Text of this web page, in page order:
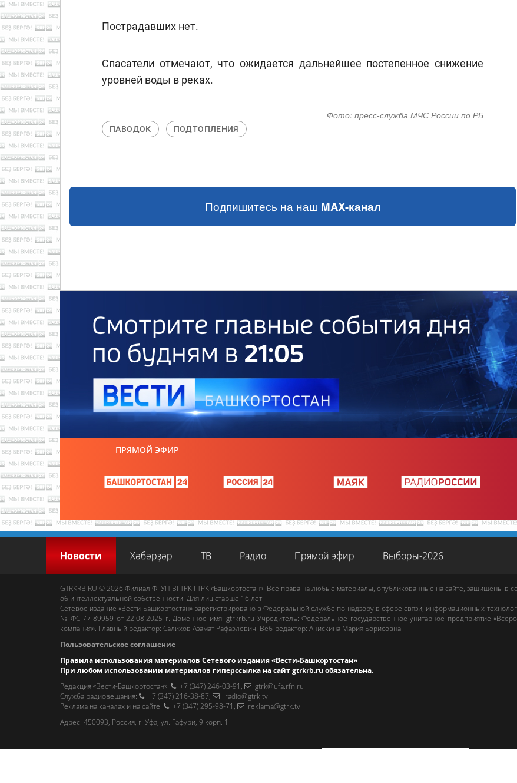
Пострадавших нет.
Спасатели отмечают, что ожидается дальнейшее постепенное снижение
уровней воды в реках.
Фото: пресс-служба МЧС России по РБ
ПАВОДОК ПОДТОПЛЕНИЯ
Подпишитесь на наш MAX-канал
ПРЯМОЙ ЭФИР
Новости Хәбәрҙәр ТВ Радио Прямой эфир Выборы-2026
GTRKRB.RU © 2026 Филиал ФГУП ВГТРК ГТРК «Башкортостан». Все права на любые материалы, опубликованные на сайте, защищены в
об интеллектуальной собственности. Для лиц старше 16 лет.
Сетевое издание «Вести-Башкортостан» зарегистрировано в Федеральной службе по надзору в сфере связи, информационных
№ ФС 77-89959 от 22.08.2025 г. Доменное имя:gtrkrb.ru Учредитель: Федеральное государственное унитарное предприятие
компания». Главный редактор: Салихов Азамат Рафаэлевич. Веб-редактор: Анискина Мария Борисовна.
Пользовательское соглашение
Правила использования материалов Сетевого издания «Вести-Башкортостан»
При любом использовании материалов гиперссылка на сайтgtrkrb.ru обязательна.
Редакция «Вести-Башкортостан»: +7 (347) 246-03-91 ,
gtrk@ufa.rfn.ru
Cлужба радиовещания: +7 (347) 216-38-87,
radio@gtrk.tv
Реклама на каналах и на сайте: +7 (347) 295-98-71 ,
reklama@gtrk.tv
Адрес: 450093, Россия, г. Уфа, ул. Гафури, 9 корп. 1